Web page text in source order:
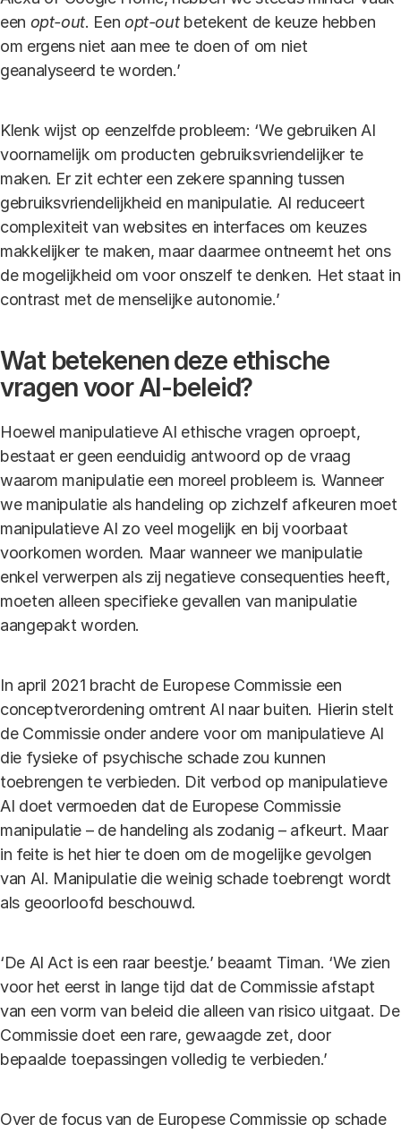
een opt-out. Een opt-out betekent de keuze hebben
om ergens niet aan mee te doen of om niet
geanalyseerd te worden.’
Klenk wijst op eenzelfde probleem: ‘We gebruiken AI
voornamelijk om producten gebruiksvriendelijker te
maken. Er zit echter een zekere spanning tussen
gebruiksvriendelijkheid en manipulatie. AI reduceert
complexiteit van websites en interfaces om keuzes
makkelijker te maken, maar daarmee ontneemt het ons
de mogelijkheid om voor onszelf te denken. Het staat in
contrast met de menselijke autonomie.’
Wat betekenen deze ethische
vragen voor AI-beleid?
Hoewel manipulatieve AI ethische vragen oproept,
bestaat er geen eenduidig antwoord op de vraag
waarom manipulatie een moreel probleem is. Wanneer
we manipulatie als handeling op zichzelf afkeuren moet
manipulatieve AI zo veel mogelijk en bij voorbaat
voorkomen worden. Maar wanneer we manipulatie
enkel verwerpen als zij negatieve consequenties heeft,
moeten alleen specifieke gevallen van manipulatie
aangepakt worden.
In april 2021 bracht de Europese Commissie een
conceptverordening omtrent AI naar buiten. Hierin stelt
de Commissie onder andere voor om manipulatieve AI
die fysieke of psychische schade zou kunnen
toebrengen te verbieden. Dit verbod op manipulatieve
AI doet vermoeden dat de Europese Commissie
manipulatie – de handeling als zodanig – afkeurt. Maar
in feite is het hier te doen om de mogelijke gevolgen
van AI. Manipulatie die weinig schade toebrengt wordt
als geoorloofd beschouwd.
‘De AI Act is een raar beestje.’ beaamt Timan. ‘We zien
voor het eerst in lange tijd dat de Commissie afstapt
van een vorm van beleid die alleen van risico uitgaat. De
Commissie doet een rare, gewaagde zet, door
bepaalde toepassingen volledig te verbieden.’
Over de focus van de Europese Commissie op schade